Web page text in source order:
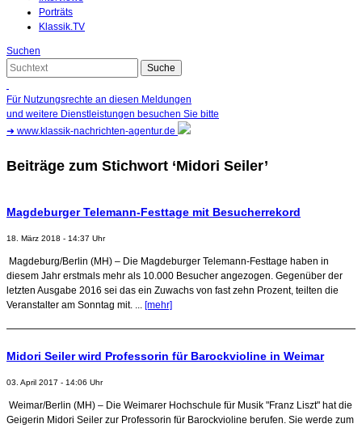
Porträts
Klassik.TV
Suchen
Für Nutzungsrechte an diesen Meldungen
und weitere Dienstleistungen besuchen Sie bitte
➜ www.klassik-nachrichten-agentur.de
Beiträge zum Stichwort ‘Midori Seiler’
Magdeburger Telemann-Festtage mit Besucherrekord
18. März 2018 - 14:37 Uhr
Magdeburg/Berlin (MH) – Die Magdeburger Telemann-Festtage haben in
diesem Jahr erstmals mehr als 10.000 Besucher angezogen. Gegenüber der
letzten Ausgabe 2016 sei das ein Zuwachs von fast zehn Prozent, teilten die
Veranstalter am Sonntag mit. ... [mehr]
Midori Seiler wird Professorin für Barockvioline in Weimar
03. April 2017 - 14:06 Uhr
Weimar/Berlin (MH) – Die Weimarer Hochschule für Musik "Franz Liszt" hat die
Geigerin Midori Seiler zur Professorin für Barockvioline berufen. Sie werde zum